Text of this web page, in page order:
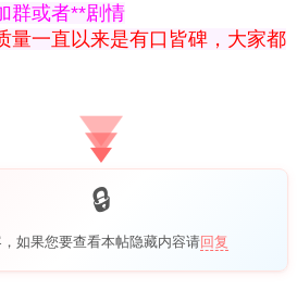
群或者**剧情
量一直以来是有口皆碑，大家都
如果您要查看本帖隐藏内容请回复